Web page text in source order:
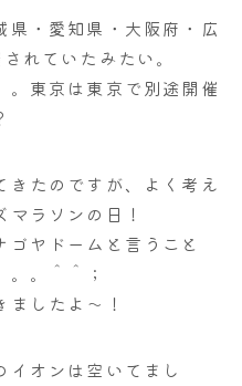
県・愛知県・大阪府・広
れていたみたい。
。東京は東京で別途開催
きたのですが、よく考え
ラソンの日！
ヤドームと言うこと
。＾＾；
したよ～！
イオンは空いてまし